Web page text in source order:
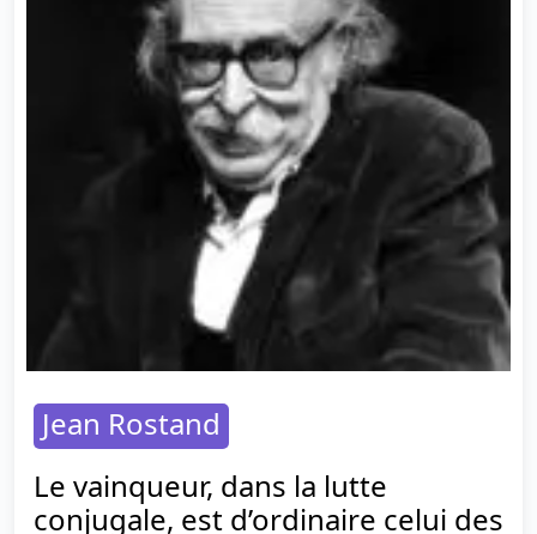
Jean Rostand
Le vainqueur, dans la lutte
conjugale, est d’ordinaire celui des